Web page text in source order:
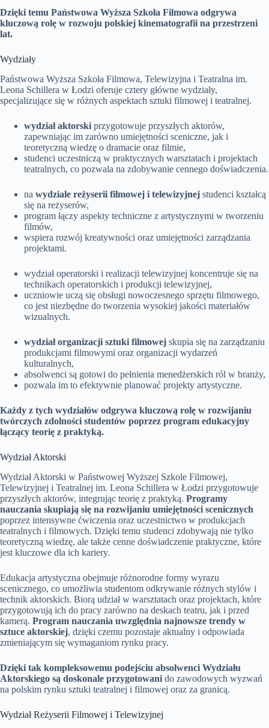
Dzięki temu Państwowa Wyższa Szkoła Filmowa odgrywa
kluczową rolę w rozwoju polskiej kinematografii na przestrzeni
lat.
Wydziały
Państwowa Wyższa Szkoła Filmowa, Telewizyjna i Teatralna im.
Leona Schillera w Łodzi oferuje cztery główne wydziały,
specjalizujące się w różnych aspektach sztuki filmowej i teatralnej.
wydział aktorski przygotowuje przyszłych aktorów,
zapewniając im zarówno umiejętności sceniczne, jak i
teoretyczną wiedzę o dramacie oraz filmie,
studenci uczestniczą w praktycznych warsztatach i projektach
teatralnych, co pozwala na zdobywanie cennego doświadczenia.
na wydziale reżyserii filmowej i telewizyjnej studenci kształcą
się na reżyserów,
program łączy aspekty techniczne z artystycznymi w tworzeniu
filmów,
wspiera rozwój kreatywności oraz umiejętności zarządzania
projektami.
wydział operatorski i realizacji telewizyjnej koncentruje się na
technikach operatorskich i produkcji telewizyjnej,
uczniowie uczą się obsługi nowoczesnego sprzętu filmowego,
co jest niezbędne do tworzenia wysokiej jakości materiałów
wizualnych.
wydział organizacji sztuki filmowej skupia się na zarządzaniu
produkcjami filmowymi oraz organizacji wydarzeń
kulturalnych,
absolwenci są gotowi do pełnienia menedżerskich ról w branży,
pozwala im to efektywnie planować projekty artystyczne.
Każdy z tych wydziałów odgrywa kluczową rolę w rozwijaniu
twórczych zdolności studentów poprzez program edukacyjny
łączący teorię z praktyką.
Wydział Aktorski
Wydział Aktorski w Państwowej Wyższej Szkole Filmowej,
Telewizyjnej i Teatralnej im. Leona Schillera w Łodzi przygotowuje
przyszłych aktorów, integrując teorię z praktyką. Programy
nauczania skupiają się na rozwijaniu umiejętności scenicznych
poprzez intensywne ćwiczenia oraz uczestnictwo w produkcjach
teatralnych i filmowych. Dzięki temu studenci zdobywają nie tylko
teoretyczną wiedzę, ale także cenne doświadczenie praktyczne, które
jest kluczowe dla ich kariery.
Edukacja artystyczna obejmuje różnorodne formy wyrazu
scenicznego, co umożliwia studentom odkrywanie różnych stylów i
technik aktorskich. Biorą udział w warsztatach oraz projektach, które
przygotowują ich do pracy zarówno na deskach teatru, jak i przed
kamerą. Program nauczania uwzględnia najnowsze trendy w
sztuce aktorskiej, dzięki czemu pozostaje aktualny i odpowiada
zmieniającym się wymaganiom rynku pracy.
Dzięki tak kompleksowemu podejściu absolwenci Wydziału
Aktorskiego są doskonale przygotowani do zawodowych wyzwań
na polskim rynku sztuki teatralnej i filmowej oraz za granicą.
Wydział Reżyserii Filmowej i Telewizyjnej